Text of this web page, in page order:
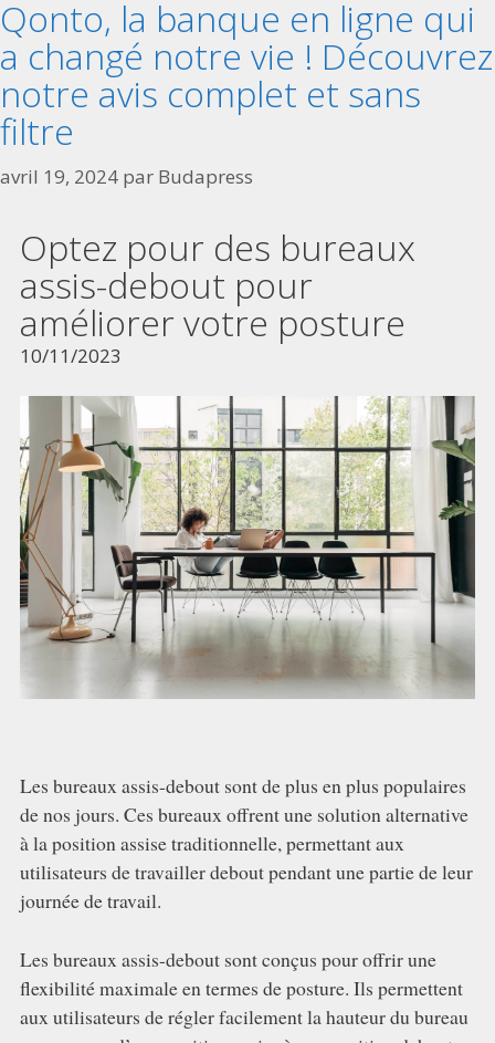
Qonto, la banque en ligne qui
a changé notre vie ! Découvrez
notre avis complet et sans
filtre
avril 19, 2024 par Budapress
Optez pour des bureaux
assis-debout pour
améliorer votre posture
10/11/2023
Les bureaux assis-debout sont de plus en plus populaires
de nos jours. Ces bureaux offrent une solution alternative
à la position assise traditionnelle, permettant aux
utilisateurs de travailler debout pendant une partie de leur
journée de travail.
Les bureaux assis-debout sont conçus pour offrir une
flexibilité maximale en termes de posture. Ils permettent
aux utilisateurs de régler facilement la hauteur du bureau